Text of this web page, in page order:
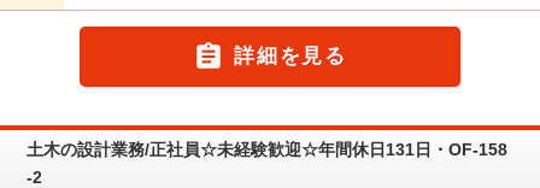
 詳細を見る
土木の設計業務/正社員☆未経験歓迎☆年間休日131日・OF-158
-2